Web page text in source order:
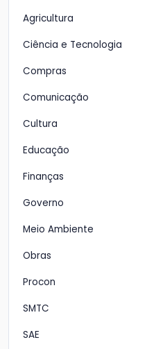
Agricultura
Ciência e Tecnologia
Compras
Comunicação
Cultura
Educação
Finanças
Governo
Meio Ambiente
Obras
Procon
SMTC
SAE